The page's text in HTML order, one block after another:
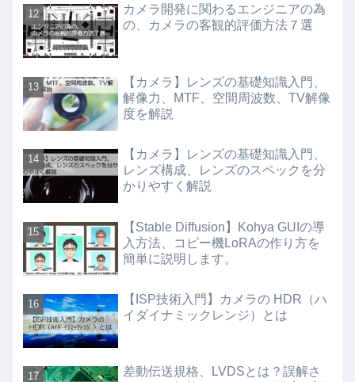
カメラ開発に関わるエンジニアの為
の、カメラの客観的評価方法７選
【カメラ】レンズの基礎知識入門、
解像力、MTF、空間周波数、TV解像
度を解説
【カメラ】レンズの基礎知識入門、
レンズ構成、レンズのスペックを分
かりやすく解説
【Stable Diffusion】Kohya GUIの導
入方法、コピー機LoRAの作り方を
簡単に説明します。
【ISP技術入門】カメラの HDR（ハ
イダイナミックレンジ）とは
差動伝送規格、LVDSとは？誤解さ